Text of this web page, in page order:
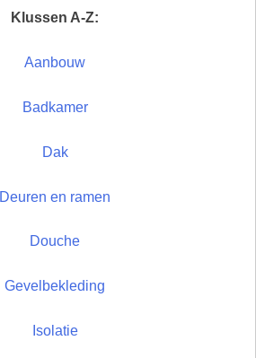
Klussen A-Z:
Aanbouw
Badkamer
Dak
Deuren en ramen
Douche
Gevelbekleding
Isolatie